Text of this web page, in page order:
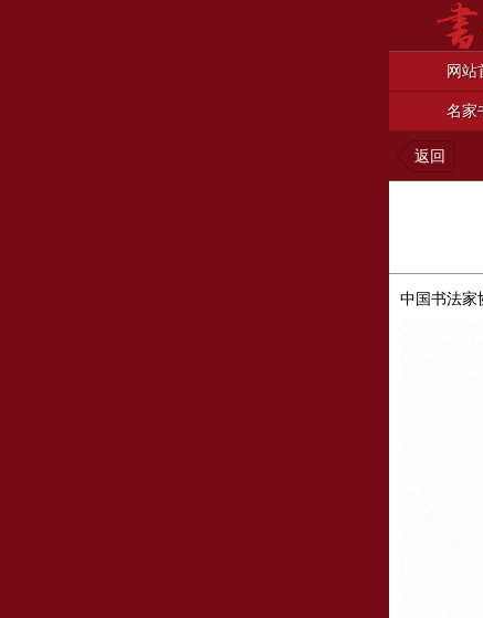
网站
名家
返回
中国书法家